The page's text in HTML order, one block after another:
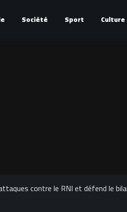
Société Sport Culture
contre le RNI et défend le